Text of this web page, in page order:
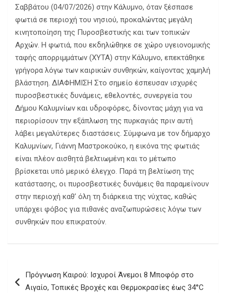
Σαββάτου (04/07/2026) στην Κάλυμνο, όταν ξέσπασε
φωτιά σε περιοχή του νησιού, προκαλώντας μεγάλη
κινητοποίηση της Πυροσβεστικής και των τοπικών
Αρχών. Η φωτιά, που εκδηλώθηκε σε χώρο υγειονομικής
ταφής απορριμμάτων (ΧΥΤΑ) στην Κάλυμνο, επεκτάθηκε
γρήγορα λόγω των καιρικών συνθηκών, καίγοντας χαμηλή
βλάστηση. ΔΙΑΦΗΜΙΣΗ Στο σημείο έσπευσαν ισχυρές
πυροσβεστικές δυνάμεις, εθελοντές, συνεργεία του
Δήμου Καλυμνίων και υδροφόρες, δίνοντας μάχη για να
περιορίσουν την εξάπλωση της πυρκαγιάς πριν αυτή
λάβει μεγαλύτερες διαστάσεις. Σύμφωνα με τον δήμαρχο
Καλυμνίων, Γιάννη Μαστροκούκο, η εικόνα της φωτιάς
είναι πλέον αισθητά βελτιωμένη και το μέτωπο
βρίσκεται υπό μερικό έλεγχο. Παρά τη βελτίωση της
κατάστασης, οι πυροσβεστικές δυνάμεις θα παραμείνουν
στην περιοχή καθ’ όλη τη διάρκεια της νύχτας, καθώς
υπάρχει φόβος για πιθανές αναζωπυρώσεις λόγω των
συνθηκών που επικρατούν.
άρθρων
Πρόγνωση Καιρού: Ισχυροί Άνεμοι 8 Μποφόρ στο
Αιγαίο, Τοπικές Βροχές και Θερμοκρασίες έως 34°C